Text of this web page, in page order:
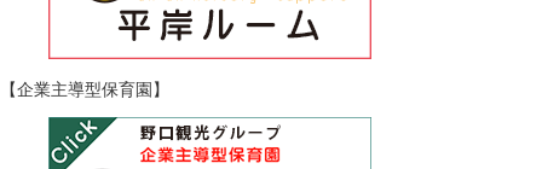
【企業主導型保育園】